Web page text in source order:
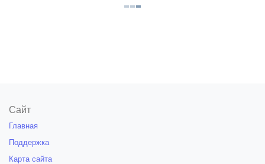
Сайт
Главная
Поддержка
Карта сайта